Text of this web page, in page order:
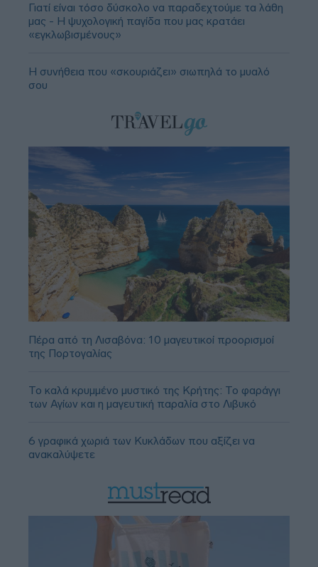
Γιατί είναι τόσο δύσκολο να παραδεχτούμε τα λάθη
μας - Η ψυχολογική παγίδα που μας κρατάει
«εγκλωβισμένους»
Η συνήθεια που «σκουριάζει» σιωπηλά το μυαλό
σου
Πέρα από τη Λισαβόνα: 10 μαγευτικοί προορισμοί
της Πορτογαλίας
Το καλά κρυμμένο μυστικό της Κρήτης: Το φαράγγι
των Αγίων και η μαγευτική παραλία στο Λιβυκό
6 γραφικά χωριά των Κυκλάδων που αξίζει να
ανακαλύψετε